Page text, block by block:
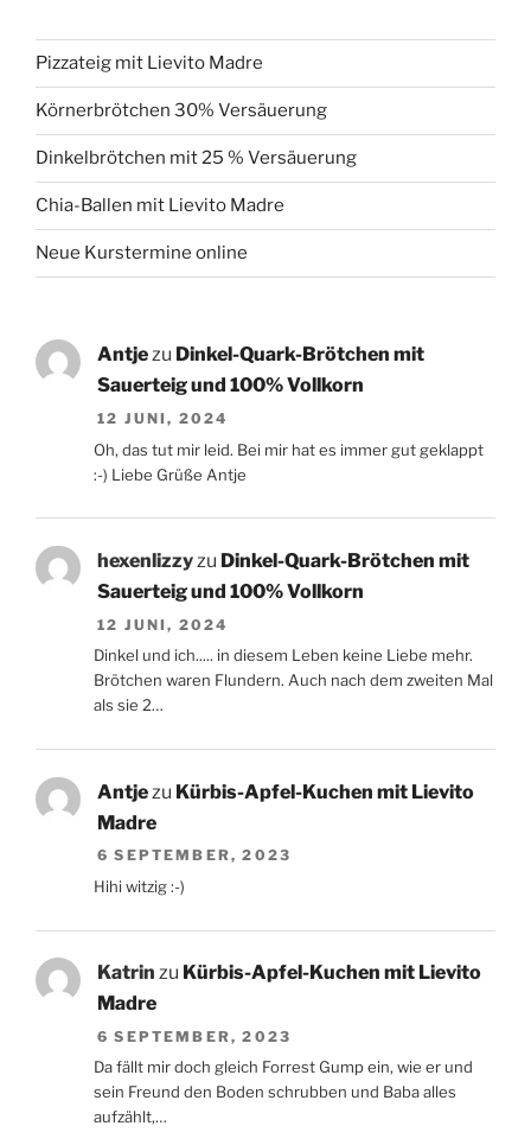
Pizzateig mit Lievito Madre
Körnerbrötchen 30% Versäuerung
Dinkelbrötchen mit 25 % Versäuerung
Chia-Ballen mit Lievito Madre
Neue Kurstermine online
Antjezu Dinkel-Quark-Brötchen mit
Sauerteig und 100% Vollkorn
12 JUNI, 2024
Oh, das tut mir leid. Bei mir hat es immer gut geklappt
:-) Liebe Grüße Antje
hexenlizzyzu Dinkel-Quark-Brötchen mit
Sauerteig und 100% Vollkorn
12 JUNI, 2024
Dinkel und ich..... in diesem Leben keine Liebe mehr.
Brötchen waren Flundern. Auch nach dem zweiten Mal
als sie 2…
Antje zu Kürbis-Apfel-Kuchen mit Lievito
Madre
6 SEPTEMBER, 2023
Hihi witzig :-)
Katrin zu Kürbis-Apfel-Kuchen mit Lievito
Madre
6 SEPTEMBER, 2023
Da fällt mir doch gleich Forrest Gump ein, wie er und
sein Freund den Boden schrubben und Baba alles
aufzählt,…